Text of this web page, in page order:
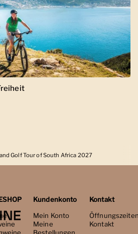
Golf Tour of South Africa 2027
Kundenkonto
Mein Konto
Meine
Kontakt
Kontakt